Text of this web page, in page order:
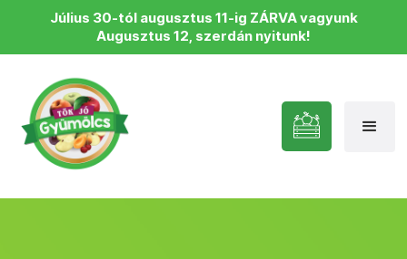
Július 30-tól augusztus 11-ig ZÁRVA vagyunk
Augusztus 12, szerdán nyitunk!